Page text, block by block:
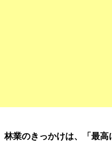
林業のきっかけは、「最